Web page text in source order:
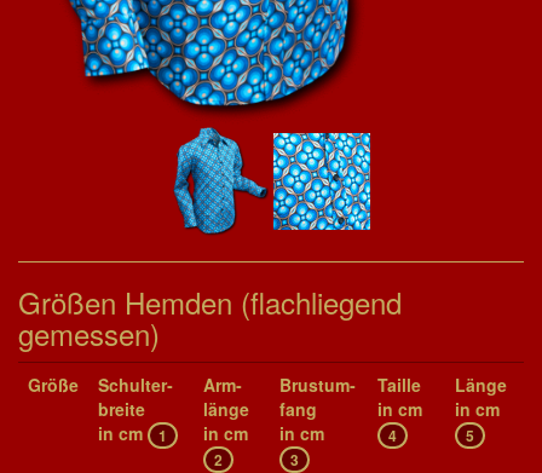
Größen Hemden (flachliegend
gemessen)
Größe
Schul­ter­
brei­te
in cm
1
Arm­
länge
in cm
2
Brust­um­
fang
in cm
3
Taille
in cm
4
Länge
in cm
5